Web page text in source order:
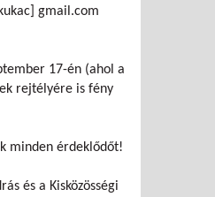
gmail.com
17-én (ahol a
rejtélyére is fény
minden érdeklődőt!
és a Kisközösségi